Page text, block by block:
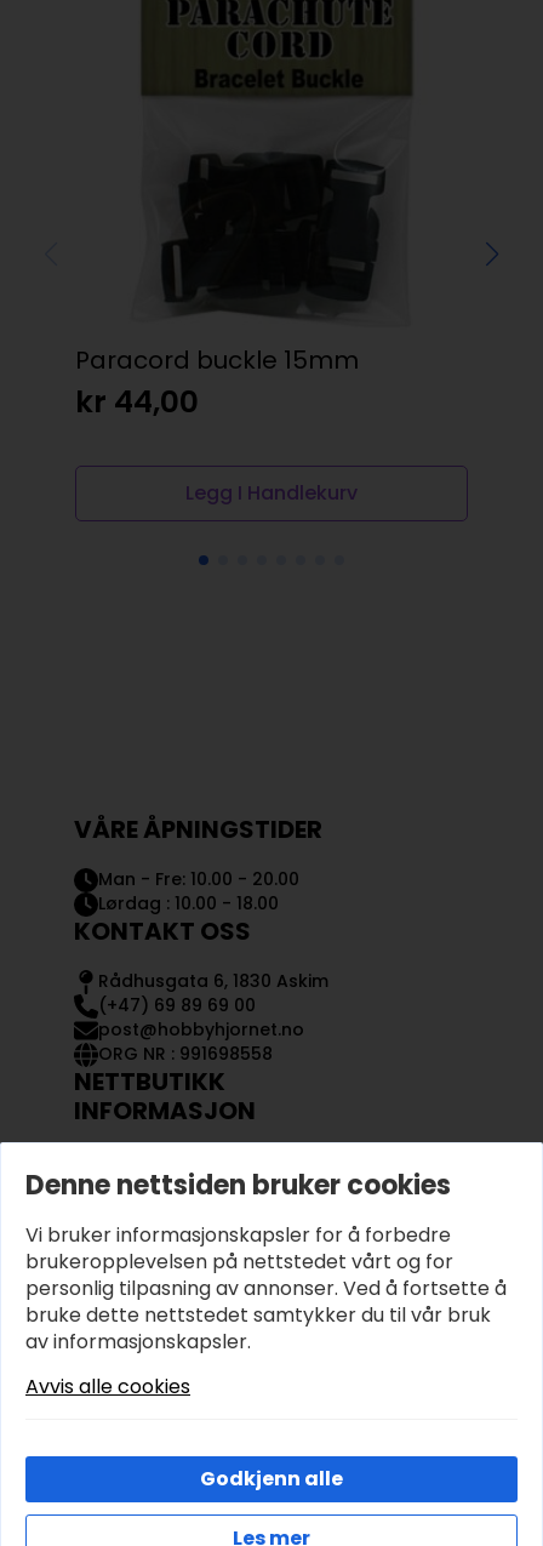
Paracord buckle 15mm
kr 44,00
Legg I Handlekurv
VÅRE ÅPNINGSTIDER
Man - Fre: 10.00 - 20.00
Lørdag : 10.00 - 18.00
KONTAKT OSS
Rådhusgata 6, 1830 Askim
(+47) 69 89 69 00
post@hobbyhjornet.no
ORG NR : 991698558
NETTBUTIKK
INFORMASJON
OM OSS
KJØPSVILKÅR OG BETINGELSER
PERSONVERN
© 2026 Hobbyhjornet.no – Utviklet og designet av
Denne nettsiden bruker cookies
Vi bruker informasjonskapsler for å forbedre
brukeropplevelsen på nettstedet vårt og for
personlig tilpasning av annonser. Ved å fortsette å
bruke dette nettstedet samtykker du til vår bruk
av informasjonskapsler.
Avvis alle cookies
Les mer
Godkjenn alle